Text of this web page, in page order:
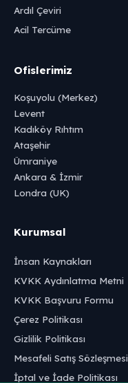
Ardıl Çeviri
Acil Tercüme
Ofislerimiz
Koşuyolu (Merkez)
Levent
Kadıköy Rıhtım
Ataşehir
Ümraniye
Ankara & İzmir
Londra (UK)
Kurumsal
İnsan Kaynakları
KVKK Aydınlatma Metni
KVKK Başvuru Formu
Çerez Politikası
Gizlilik Politikası
Mesafeli Satış Sözleşmesi
İptal ve İade Politikası